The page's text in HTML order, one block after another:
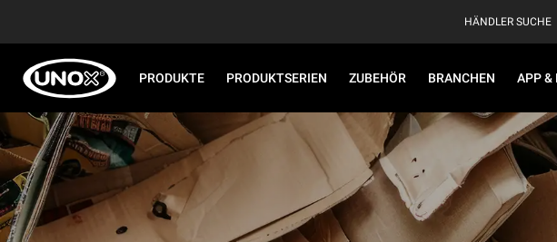
HÄNDLER SUCHE
PRODUKTE PRODUKTSERIEN ZUBEHÖR BRANCHEN APP &